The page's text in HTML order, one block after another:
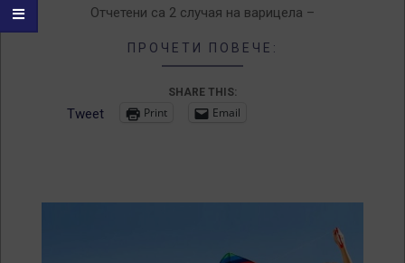
Отчетени са 2 случая на варицела –
ПРОЧЕТИ ПОВЕЧЕ:
SHARE THIS:
Tweet Print Email